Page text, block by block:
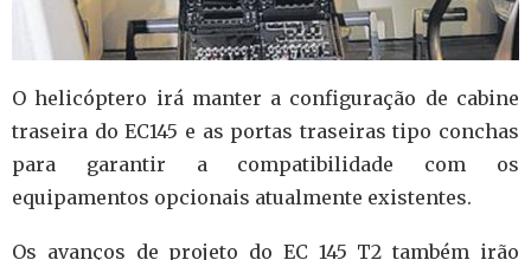
O helicóptero irá manter a configuração de cabine
traseira do EC145 e as portas traseiras tipo conchas
para garantir a compatibilidade com os
equipamentos opcionais atualmente existentes.
Os avanços de projeto do EC 145 T2 também irão